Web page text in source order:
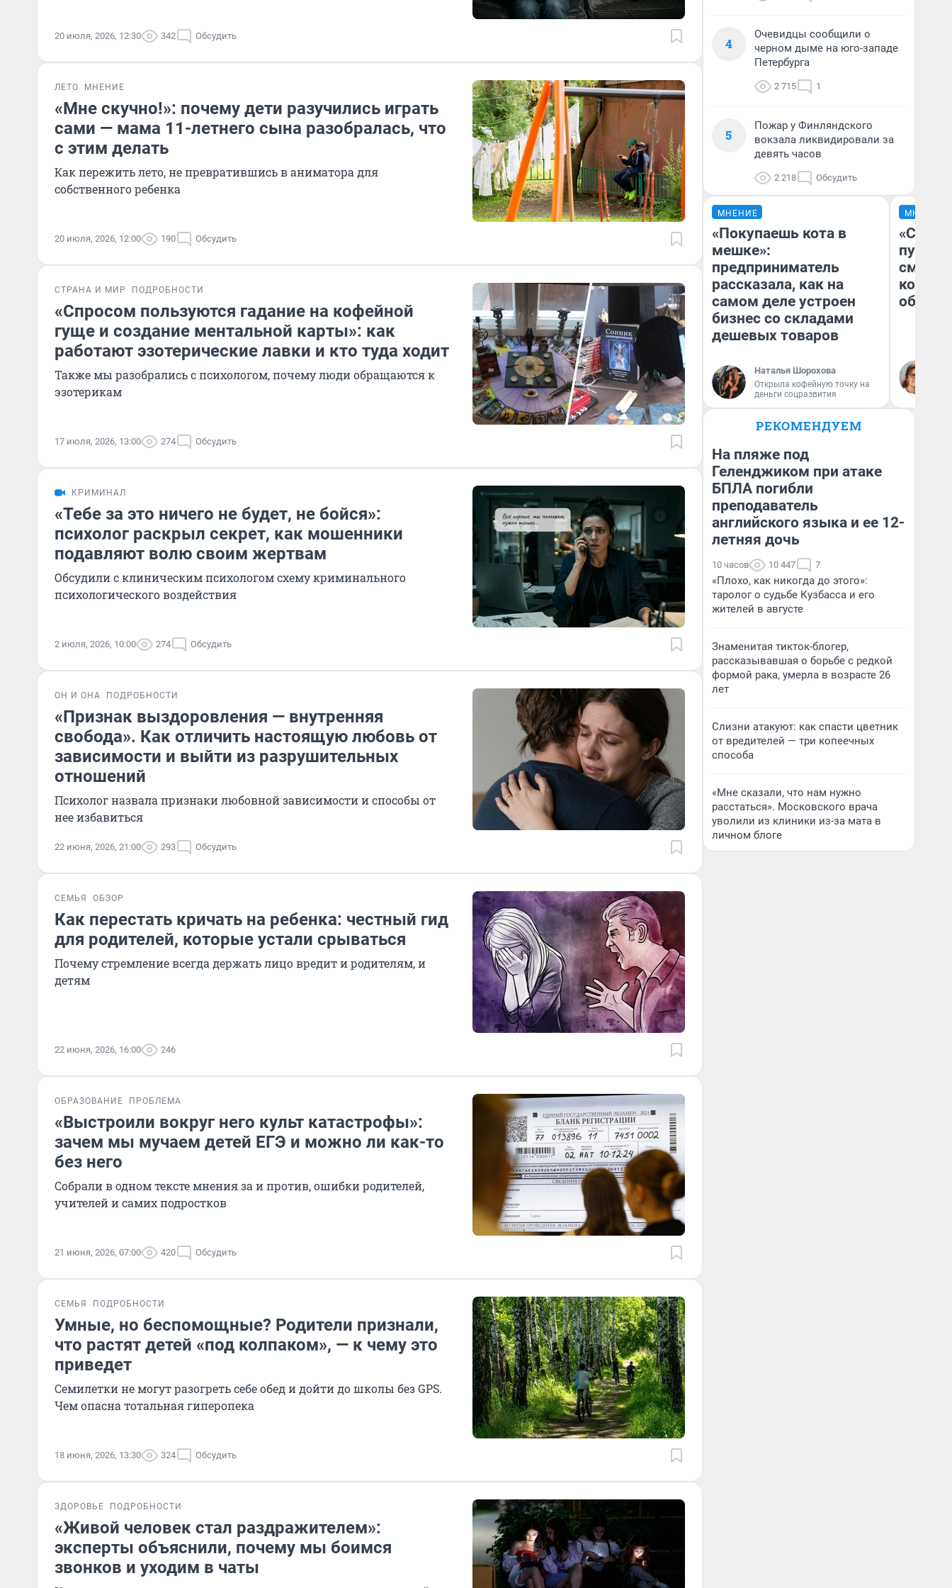
20 июля, 2026, 12:30 342 Обсудить
ЛЕТО МНЕНИЕ
«Мне скучно!»: почему дети разучились играть
сами — мама 11-летнего сына разобралась, что
с этим делать
Как пережить лето, не превратившись в аниматора для
собственного ребенка
20 июля, 2026, 12:00 190 Обсудить
СТРАНА И МИР ПОДРОБНОСТИ
«Спросом пользуются гадание на кофейной
гуще и создание ментальной карты»: как
работают эзотерические лавки и кто туда ходит
Также мы разобрались с психологом, почему люди обращаются к
эзотерикам
17 июля, 2026, 13:00 274 Обсудить
КРИМИНАЛ
«Тебе за это ничего не будет, не бойся»:
психолог раскрыл секрет, как мошенники
подавляют волю своим жертвам
Обсудили с клиническим психологом схему криминального
психологического воздействия
2 июля, 2026, 10:00 274 Обсудить
ОН И ОНА ПОДРОБНОСТИ
«Признак выздоровления — внутренняя
свобода». Как отличить настоящую любовь от
зависимости и выйти из разрушительных
отношений
Психолог назвала признаки любовной зависимости и способы от
нее избавиться
22 июня, 2026, 21:00 293 Обсудить
СЕМЬЯ ОБЗОР
Как перестать кричать на ребенка: честный гид
для родителей, которые устали срываться
Почему стремление всегда держать лицо вредит и родителям, и
детям
22 июня, 2026, 16:00 246
ОБРАЗОВАНИЕ ПРОБЛЕМА
«Выстроили вокруг него культ катастрофы»:
зачем мы мучаем детей ЕГЭ и можно ли как-то
без него
Собрали в одном тексте мнения за и против, ошибки родителей,
учителей и самих подростков
21 июня, 2026, 07:00 420 Обсудить
СЕМЬЯ ПОДРОБНОСТИ
Умные, но беспомощные? Родители признали,
что растят детей «под колпаком», — к чему это
приведет
Семилетки не могут разогреть себе обед и дойти до школы без GPS.
Чем опасна тотальная гиперопека
18 июня, 2026, 13:30 324 Обсудить
ЗДОРОВЬЕ ПОДРОБНОСТИ
«Живой человек стал раздражителем»:
эксперты объяснили, почему мы боимся
звонков и уходим в чаты
4
Очевидцы сообщили о
черном дыме на юго-западе
Петербурга
2 715 1
5
Пожар у Финляндского
вокзала ликвидировали за
девять часов
2 218 Обсудить
МНЕНИЕ
«Покупаешь кота в
мешке»:
предприниматель
рассказала, как на
самом деле устроен
бизнес со складами
дешевых товаров
Наталья Шорохова
Открыла кофейную точку на
деньги соцразвития
МНЕНИЕ
РЕКОМЕНДУЕМ
На пляже под
Геленджиком при атаке
БПЛА погибли
преподаватель
английского языка и ее 12-
летняя дочь
10 часов 10 447 7
«Плохо, как никогда до этого»:
таролог о судьбе Кузбасса и его
жителей в августе
Знаменитая тикток-блогер,
рассказывавшая о борьбе с редкой
формой рака, умерла в возрасте 26
лет
Слизни атакуют: как спасти цветник
от вредителей — три копеечных
способа
«Мне сказали, что нам нужно
расстаться». Московского врача
уволили из клиники из-за мата в
личном блоге